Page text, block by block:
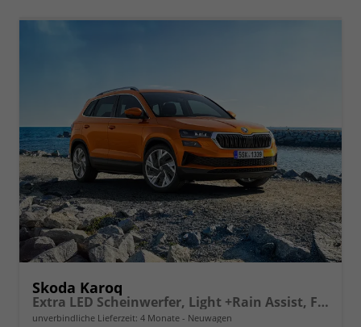
Skoda Karoq
Extra LED Scheinwerfer, Light +Rain Assist, Front + Lane 8" Entertainment, ESP mit ABS, MSR, ASR, EDS, HBA, DSR, RBS, MKB,Climatronic, Parksensoren, Sitzhzg., 17" ALU uvm.
unverbindliche Lieferzeit: 4 Monate Neuwagen